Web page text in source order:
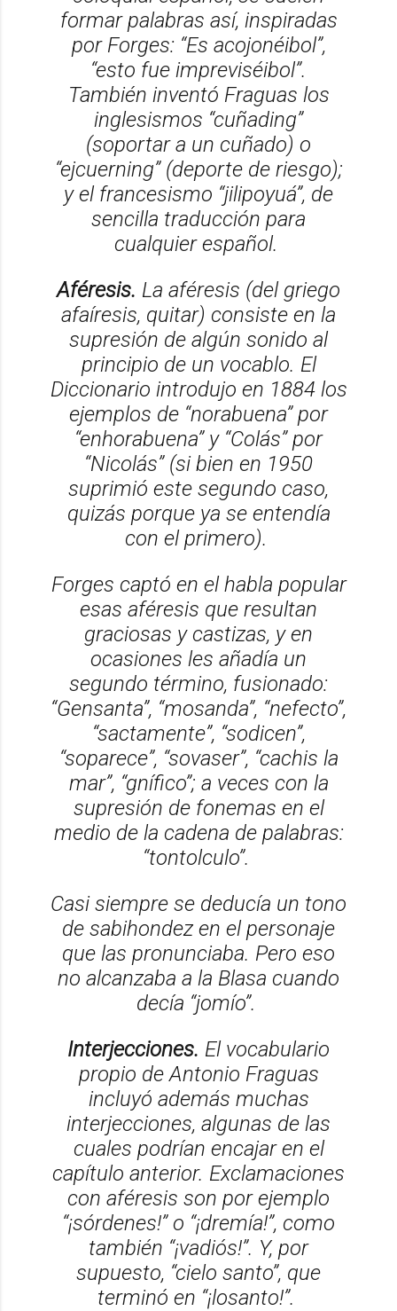
formar palabras así, inspiradas
por Forges: “Es acojonéibol”,
“esto fue impreviséibol”.
También inventó Fraguas los
inglesismos “cuñading”
(soportar a un cuñado) o
“ejcuerning” (deporte de riesgo);
y el francesismo “jilipoyuá”, de
sencilla traducción para
cualquier español.
Aféresis. La aféresis (del griego
afaíresis, quitar) consiste en la
supresión de algún sonido al
principio de un vocablo. El
Diccionario introdujo en 1884 los
ejemplos de “norabuena” por
“enhorabuena” y “Colás” por
“Nicolás” (si bien en 1950
suprimió este segundo caso,
quizás porque ya se entendía
con el primero).
Forges captó en el habla popular
esas aféresis que resultan
graciosas y castizas, y en
ocasiones les añadía un
segundo término, fusionado:
“Gensanta”, “mosanda”, “nefecto”,
“sactamente”, “sodicen”,
“soparece”, “sovaser”, “cachis la
mar”, “gnífico”; a veces con la
supresión de fonemas en el
medio de la cadena de palabras:
“tontolculo”.
Casi siempre se deducía un tono
de sabihondez en el personaje
que las pronunciaba. Pero eso
no alcanzaba a la Blasa cuando
decía “jomío”.
Interjecciones. El vocabulario
propio de Antonio Fraguas
incluyó además muchas
interjecciones, algunas de las
cuales podrían encajar en el
capítulo anterior. Exclamaciones
con aféresis son por ejemplo
“¡sórdenes!” o “¡dremía!”, como
también “¡vadiós!”. Y, por
supuesto, “cielo santo”, que
terminó en “¡losanto!”.